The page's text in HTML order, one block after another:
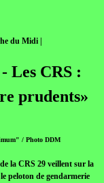
du Midi |
Les CRS :
prudents»
/ Photo DDM
la CRS 29 veillent sur la
peloton de gendarmerie